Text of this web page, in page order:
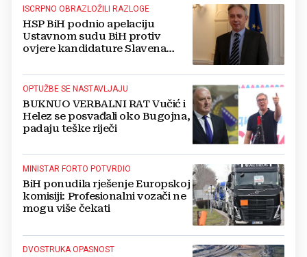
ISCRPNO OBRAZLOŽILI RAZLOGE
HSP BiH podnio apelaciju
Ustavnom sudu BiH protiv
ovjere kandidature Slavena
OPTUŽBE SE NASTAVLJAJU
BUKNUO VERBALNI RAT Vučić i
Helez se posvađali oko Bugojna,
padaju teške riječi
MINISTAR FORTO POTVRDIO
BiH ponudila rješenje Europskoj
komisiji: Profesionalni vozači ne
mogu više čekati
DVOSTRUKA OPASNOST